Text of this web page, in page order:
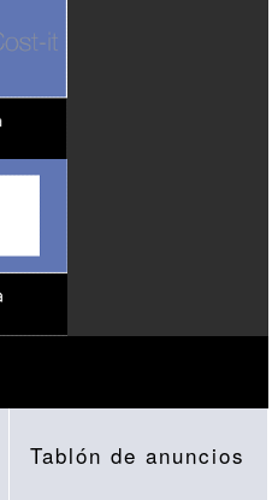
Tablón de anuncios